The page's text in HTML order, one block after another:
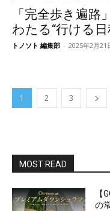
「完全歩き遍路
わたる“行ける
トノソト 編集部 - 2025年2月21
1 2 3
MOST READ
【
の